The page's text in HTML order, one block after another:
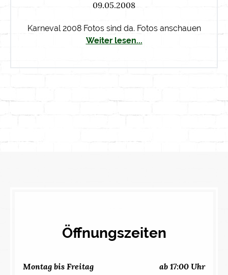
09.05.2008
Karneval 2008 Fotos sind da. Fotos anschauen
Weiter lesen...
Öffnungszeiten
Montag bis Freitag ab 17:00 Uhr